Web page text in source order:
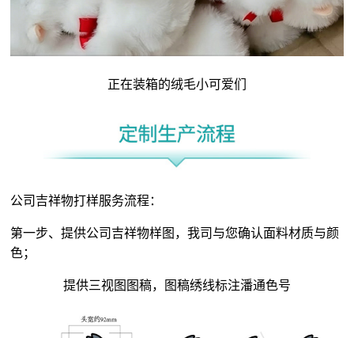
正在装箱的绒毛小可爱们
公司吉祥物打样服务流程：
第一步、提供公司吉祥物样图，我司与您确认面料材质与颜
色；
提供三视图图稿，图稿绣线标注潘通色号